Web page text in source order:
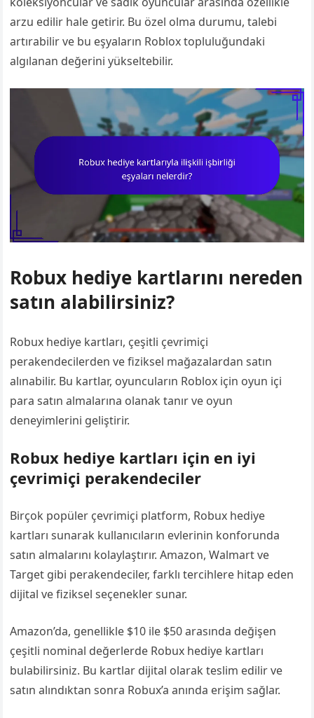
arzu edilir hale getirir. Bu özel olma durumu, talebi
artırabilir ve bu eşyaların Roblox topluluğundaki
algılanan değerini yükseltebilir.
Robux hediye kartlarını nereden
satın alabilirsiniz?
Robux hediye kartları, çeşitli çevrimiçi
perakendecilerden ve fiziksel mağazalardan satın
alınabilir. Bu kartlar, oyuncuların Roblox için oyun içi
para satın almalarına olanak tanır ve oyun
deneyimlerini geliştirir.
Robux hediye kartları için en iyi
çevrimiçi perakendeciler
Birçok popüler çevrimiçi platform, Robux hediye
kartları sunarak kullanıcıların evlerinin konforunda
satın almalarını kolaylaştırır. Amazon, Walmart ve
Target gibi perakendeciler, farklı tercihlere hitap eden
dijital ve fiziksel seçenekler sunar.
Amazon’da, genellikle $10 ile $50 arasında değişen
çeşitli nominal değerlerde Robux hediye kartları
bulabilirsiniz. Bu kartlar dijital olarak teslim edilir ve
satın alındıktan sonra Robux’a anında erişim sağlar.